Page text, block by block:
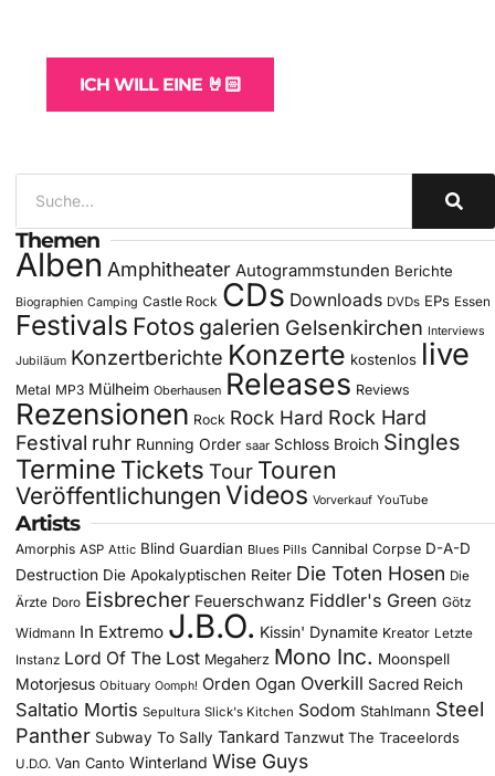
ICH WILL EINE 🤘🏻
Themen
Alben Amphitheater Autogrammstunden Berichte
Biographien Camping Castle Rock CDs Downloads DVDs EPs Essen
Festivals Fotos galerien Gelsenkirchen Interviews
Jubiläum Konzertberichte Konzerte kostenlos live
Metal MP3 Mülheim Oberhausen Releases Reviews
Rezensionen Rock Rock Hard Rock Hard
Festival ruhr Running Order saar Schloss Broich Singles
Termine Tickets Tour Touren
Veröffentlichungen Videos Vorverkauf YouTube
Artists
Amorphis ASP Attic Blind Guardian Blues Pills Cannibal Corpse D-A-D
Destruction Die Apokalyptischen Reiter Die Toten Hosen Die
Ärzte Doro Eisbrecher Feuerschwanz Fiddler's Green Götz
Widmann In Extremo J.B.O. Kissin' Dynamite Kreator Letzte
Instanz Lord Of The Lost Megaherz Mono Inc. Moonspell
Motorjesus Obituary Oomph! Orden Ogan Overkill Sacred Reich
Saltatio Mortis Sepultura Slick's Kitchen Sodom Stahlmann Steel
Panther Subway To Sally Tankard Tanzwut The Traceelords
U.D.O. Van Canto Winterland Wise Guys